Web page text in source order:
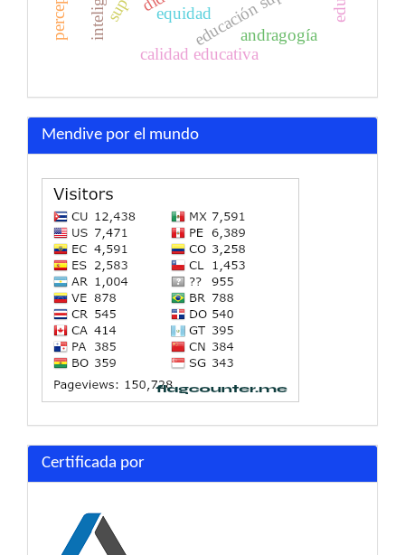
equidad
calidad educativa
andragogía
Mendive por el mundo
Certificada por